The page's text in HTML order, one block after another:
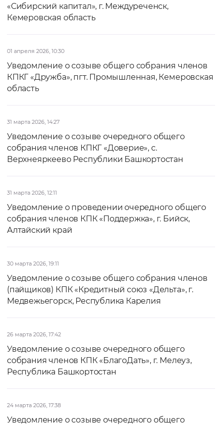
«Сибирский капитал», г. Междуреченск,
Кемеровская область
01 апреля 2026, 10:30
Уведомление о созыве общего собрания членов
КПКГ «Дружба», пгт. Промышленная, Кемеровская
область
31 марта 2026, 14:27
Уведомление о созыве очередного общего
собрания членов КПКГ «Доверие», с.
Верхнеяркеево Республики Башкортостан
31 марта 2026, 12:11
Уведомление о проведении очередного общего
собрания членов КПК «Поддержка», г. Бийск,
Алтайский край
30 марта 2026, 19:11
Уведомление о созыве общего собрания членов
(пайщиков) КПК «Кредитный союз «Дельта», г.
Медвежьегорск, Республика Карелия
26 марта 2026, 17:42
Уведомление о созыве очередного общего
собрания членов КПК «БлагоДать», г. Мелеуз,
Республика Башкортостан
24 марта 2026, 17:38
Уведомление о созыве очередного общего